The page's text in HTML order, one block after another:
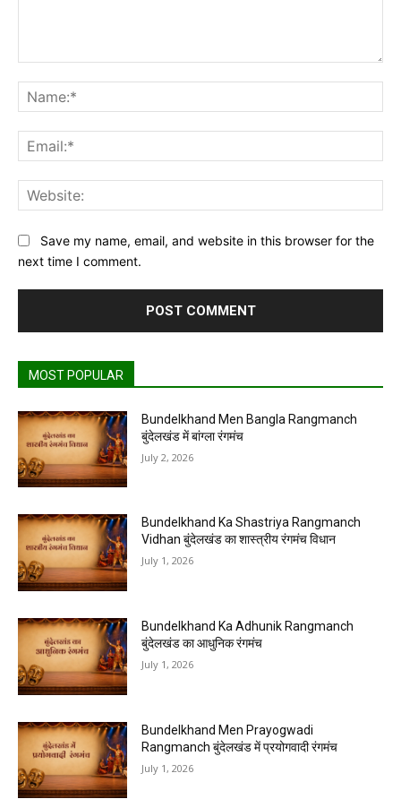
Save my name, email, and website in this browser for the
next time I comment.
MOST POPULAR
Bundelkhand Men Bangla Rangmanch
बुंदेलखंड में बांग्ला रंगमंच
July 2, 2026
Bundelkhand Ka Shastriya Rangmanch
Vidhan बुंदेलखंड का शास्त्रीय रंगमंच विधान
July 1, 2026
Bundelkhand Ka Adhunik Rangmanch
बुंदेलखंड का आधुनिक रंगमंच
July 1, 2026
Bundelkhand Men Prayogwadi
Rangmanch बुंदेलखंड में प्रयोगवादी रंगमंच
July 1, 2026